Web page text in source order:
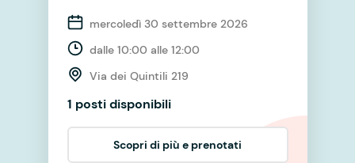
mercoledì 30 settembre 2026
dalle 10:00 alle 12:00
Via dei Quintili 219
1 posti disponibili
Scopri di più e prenotati